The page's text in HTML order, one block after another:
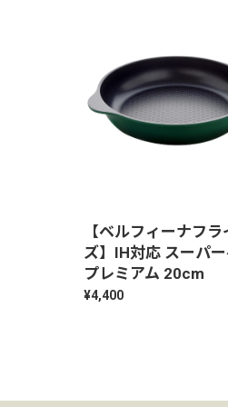
【ベルフィーナフ
ズ】IH対応 スーパ
プレミアム 20cm
¥4,400